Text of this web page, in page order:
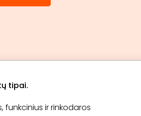
tipai.
funkcinius ir rinkodaros